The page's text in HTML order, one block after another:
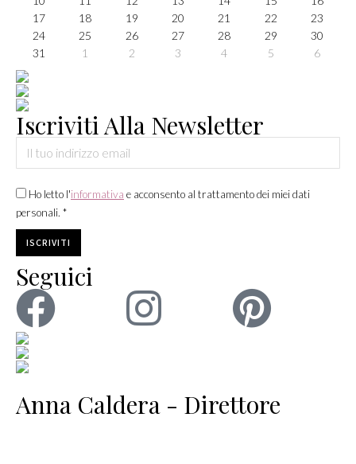
17
18 19 20 21 22
23
24
25 26 27 28 29
30
31
1 2 3 4 5 6
Iscriviti Alla Newsletter
Ho letto l'informativa e acconsento al trattamento dei miei dati
personali. *
Seguici
Anna Caldera - Direttore